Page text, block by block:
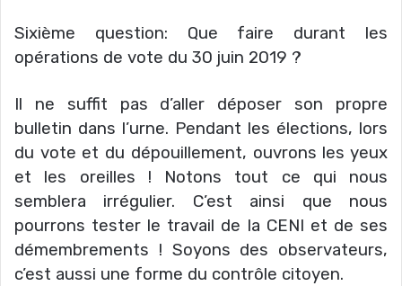
Sixième question: Que faire durant les
opérations de vote du 30 juin 2019 ?
Il ne suffit pas d’aller déposer son propre
bulletin dans l’urne. Pendant les élections, lors
du vote et du dépouillement, ouvrons les yeux
et les oreilles ! Notons tout ce qui nous
semblera irrégulier. C’est ainsi que nous
pourrons tester le travail de la CENI et de ses
démembrements ! Soyons des observateurs,
c’est aussi une forme du contrôle citoyen.